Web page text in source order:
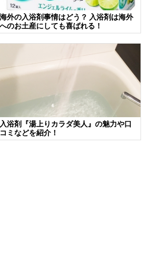
海外の入浴剤事情はどう？ 入浴剤は海外
へのお土産にしても喜ばれる！
入浴剤『湯上りカラダ美人』の魅力や口
コミなどを紹介！